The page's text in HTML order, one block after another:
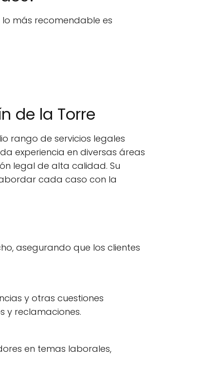
más recomendable es
de la Torre
rango de servicios legales
experiencia en diversas áreas
legal de alta calidad. Su
cada caso con la
asegurando que los clientes
y otras cuestiones
y reclamaciones.
en temas laborales,